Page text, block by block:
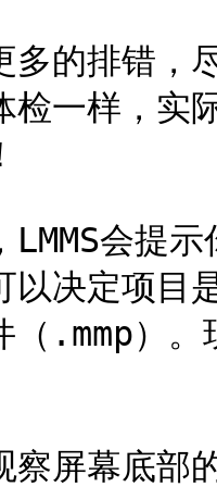
多的排错，
检一样，实
会提
以决定项目
.mmp）
察屏幕底部